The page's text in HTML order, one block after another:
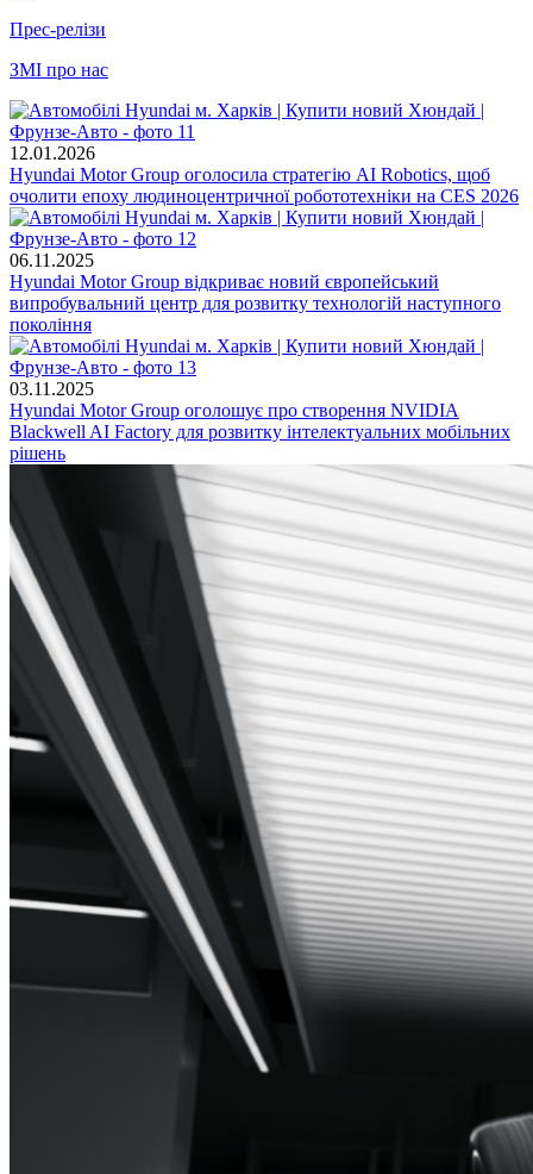
Прес-релізи
ЗМІ про нас
12.01.2026
Hyundai Motor Group оголосила стратегію AI Robotics, щоб
очолити епоху людиноцентричної робототехніки на CES 2026
06.11.2025
Hyundai Motor Group відкриває новий європейський
випробувальний центр для розвитку технологій наступного
покоління
03.11.2025
Hyundai Motor Group оголошує про створення NVIDIA
Blackwell AI Factory для розвитку інтелектуальних мобільних
рішень